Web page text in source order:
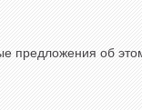
предложения об